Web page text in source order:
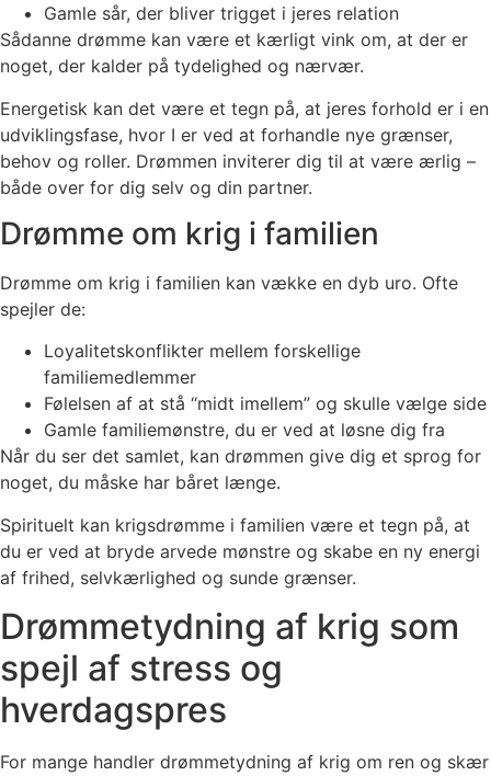
Gamle sår, der bliver trigget i jeres relation
Sådanne drømme kan være et kærligt vink om, at der er
noget, der kalder på tydelighed og nærvær.
Energetisk kan det være et tegn på, at jeres forhold er i en
udviklingsfase, hvor I er ved at forhandle nye grænser,
behov og roller. Drømmen inviterer dig til at være ærlig –
både over for dig selv og din partner.
Drømme om krig i familien
Drømme om krig i familien kan vække en dyb uro. Ofte
spejler de:
Loyalitetskonflikter mellem forskellige
familiemedlemmer
Følelsen af at stå “midt imellem” og skulle vælge side
Gamle familiemønstre, du er ved at løsne dig fra
Når du ser det samlet, kan drømmen give dig et sprog for
noget, du måske har båret længe.
Spirituelt kan krigsdrømme i familien være et tegn på, at
du er ved at bryde arvede mønstre og skabe en ny energi
af frihed, selvkærlighed og sunde grænser.
Drømmetydning af krig som
spejl af stress og
hverdagspres
For mange handler drømmetydning af krig om ren og skær